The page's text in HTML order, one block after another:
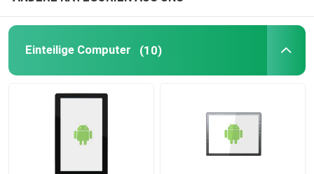
Flüssigkristallanzeige
Grafisches LCD-Anzeigen-Modul
Tablet-LCD-Bildschirm
Einteilige Computer (10)